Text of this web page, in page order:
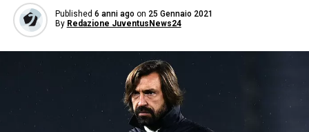
Published 6 anni ago on 25 Gennaio 2021
By Redazione JuventusNews24